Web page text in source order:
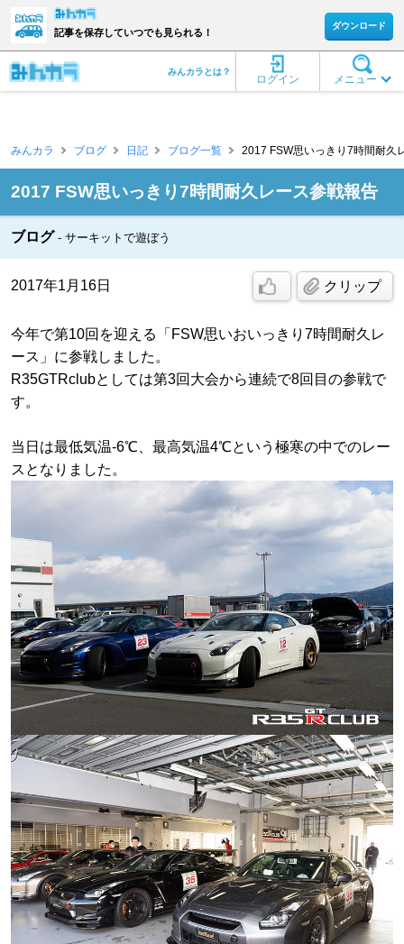
記事を保存していつでも見られる！
ダウンロード
メニュー
ログイン
みんカラとは？
みんカラ ブログ 日記 ブログ一覧 2017 FSW思いっきり7時間耐久
2017 FSW思いっきり7時間耐久レース参戦報告
ブログ サーキットで遊ぼう
2017年1月16日 クリップ
今年で第10回を迎える「FSW思いおいっきり7時間耐久レ
ース」に参戦しました。
R35GTRclubとしては第3回大会から連続で8回目の参戦で
す。
当日は最低気温-6℃、最高気温4℃という極寒の中でのレー
スとなりました。